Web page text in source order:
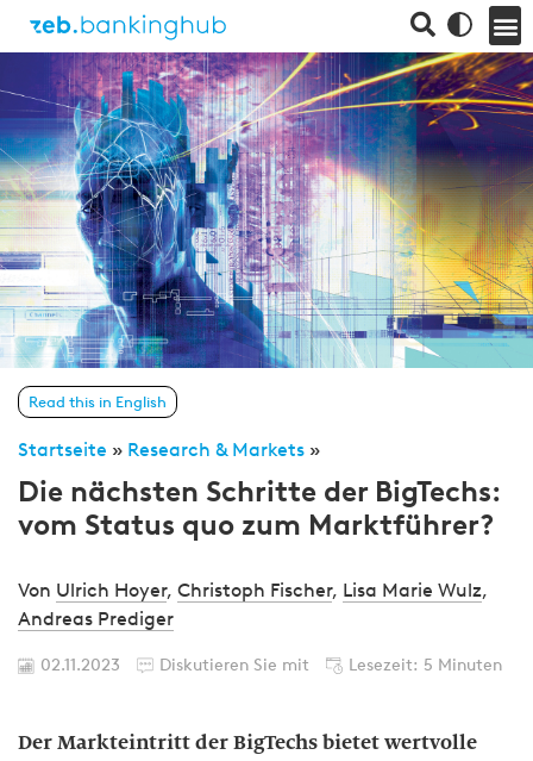
Read this in English
Startseite » Research & Markets »
Die nächsten Schritte der BigTechs:
vom Status quo zum Marktführer?
Von Ulrich Hoyer, Christoph Fischer, Lisa Marie Wulz,
Andreas Prediger
02.11.2023 Diskutieren Sie mit Lesezeit: 5 Minuten
Der Markteintritt der BigTechs bietet wertvolle